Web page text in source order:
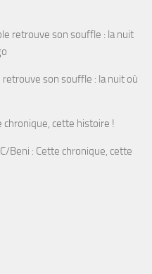
retrouve son souffle : la nuit
retrouve son souffle : la nuit où
chronique, cette histoire !
Beni : Cette chronique, cette